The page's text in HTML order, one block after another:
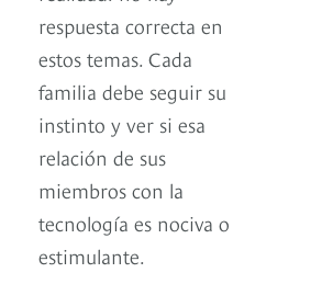
respuesta correcta en
estos temas. Cada
familia debe seguir su
instinto y ver si esa
relación de sus
miembros con la
tecnología es nociva o
estimulante.